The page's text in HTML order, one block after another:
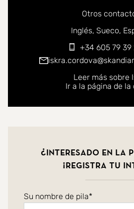
Otros
Puede ponerse en contacto
Inglés Sueco
+34 605 79 39
Leer más sobre
Ir a la página de la
¿Interesado en la
¡Registra tu
Su nombre de pila